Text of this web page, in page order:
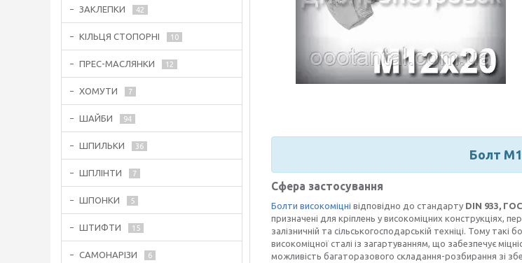
Болт
Сфера застосування
Болти високоміцні відповідно до стандарту DIN 933,
призначені для кріплень у високоміцних конструкціях,
залізничній та сільськогосподарській техніці. Тому такі
високоміцної сталі із загартуванням, що забезпечує
можливість багаторазового складання-розбирання зі
ЗАКЛЕПКИ 42
КІЛЬЦЯ СТОПОРНІ 10
ПРЕС-МАСЛЯНКИ 12
ХОМУТИ 7
ШАЙБИ 94
ШПИЛЬКИ 36
ШПЛІНТИ 7
ШПОНКИ 5
ШТИФТИ 15
САМОНАРІЗИ 6